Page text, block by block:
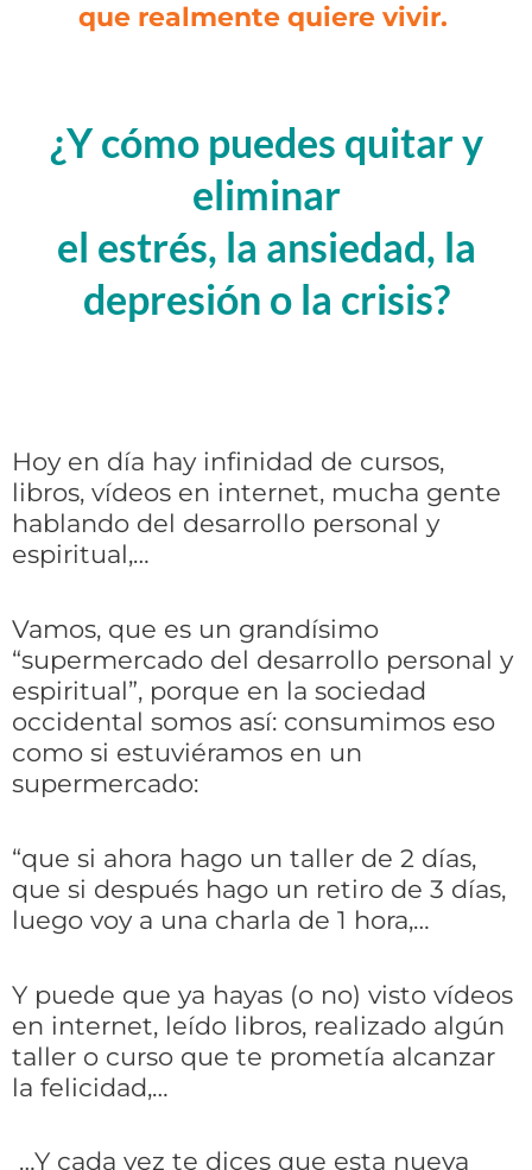
que realmente quiere vivir.
¿Y cómo puedes quitar y
eliminar
el estrés, la ansiedad, la
depresión o la crisis?
Hoy en día hay infinidad de cursos,
libros, vídeos en internet, mucha gente
hablando del desarrollo personal y
espiritual,…
Vamos, que es un grandísimo
“supermercado del desarrollo personal y
espiritual”, porque en la sociedad
occidental somos así: consumimos eso
como si estuviéramos en un
supermercado:
“que si ahora hago un taller de 2 días,
que si después hago un retiro de 3 días,
luego voy a una charla de 1 hora,…
Y puede que ya hayas (o no) visto vídeos
en internet, leído libros, realizado algún
taller o curso que te prometía alcanzar
la felicidad,…
…Y cada vez te dices que esta nueva